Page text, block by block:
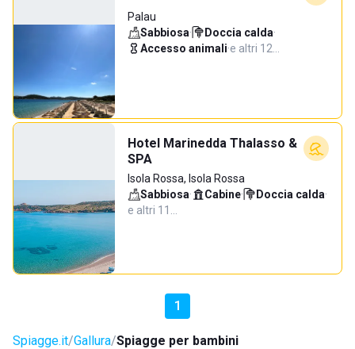
Palau
Sabbiosa· Doccia calda·
Accesso animali·e altri 12…
Hotel Marinedda Thalasso &
SPA
Isola Rossa, Isola Rossa
Sabbiosa· Cabine· Doccia calda·
e altri 11…
1
Spiagge.it Gallura Spiagge per bambini